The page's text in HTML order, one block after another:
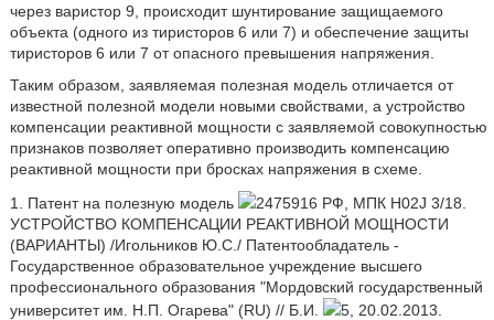
через варистор 9, происходит шунтирование защищаемого
объекта (одного из тиристоров 6 или 7) и обеспечение защиты
тиристоров 6 или 7 от опасного превышения напряжения.
Таким образом, заявляемая полезная модель отличается от
известной полезной модели новыми свойствами, а устройство
компенсации реактивной мощности с заявляемой совокупностью
признаков позволяет оперативно производить компенсацию
реактивной мощности при бросках напряжения в схеме.
1. Патент на полезную модель
2475916 РФ, МПК H02J 3/18.
УСТРОЙСТВО КОМПЕНСАЦИИ РЕАКТИВНОЙ МОЩНОСТИ
(ВАРИАНТЫ) /Игольников Ю.С./ Патентообладатель -
Государственное образовательное учреждение высшего
профессионального образования "Мордовский государственный
университет им. Н.П. Огарева" (RU) // Б.И.
5, 20.02.2013.